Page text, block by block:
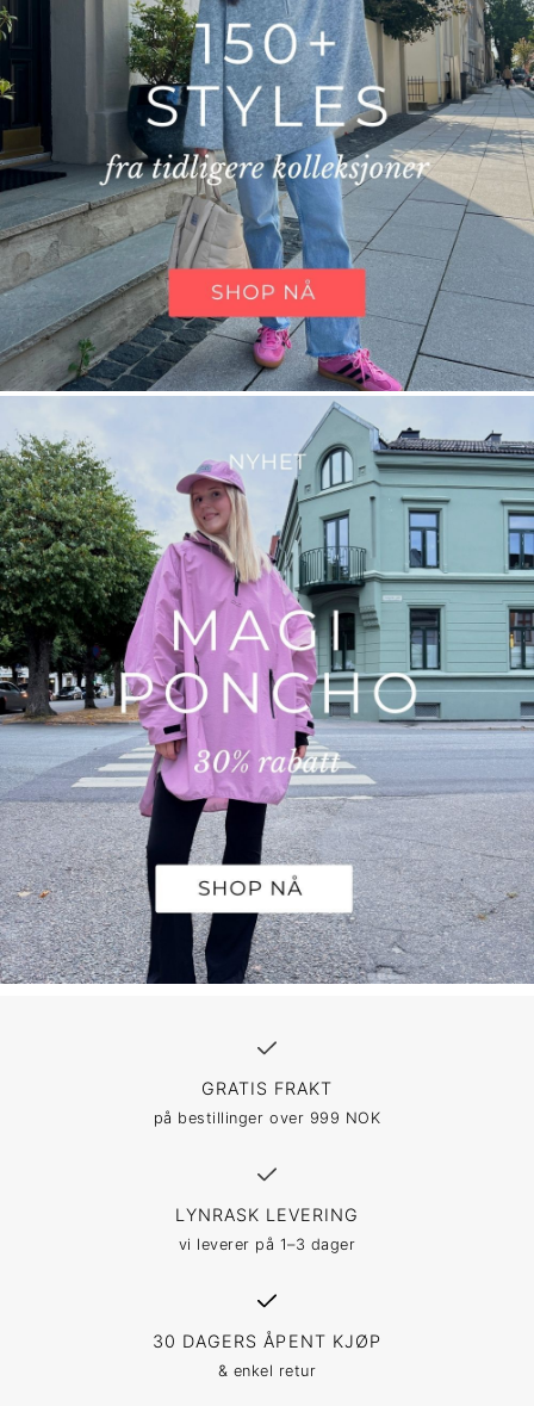
GRATIS FRAKT
på bestillinger over 999 NOK
LYNRASK LEVERING
vi leverer på 1–3 dager
30 DAGERS ÅPENT KJØP
& enkel retur